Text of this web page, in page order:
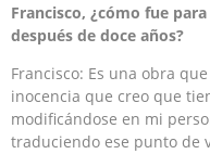
Francisco, ¿cómo fue
después de doce años?
Francisco: Es una obra
inocencia que creo que
modificándose en mi
traduciendo ese punto de